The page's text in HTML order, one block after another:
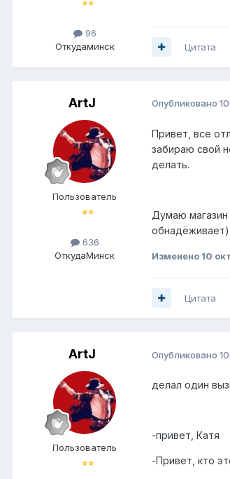
96
Откудаминск Цитата
ArtJ
Пользователь
636
ОткудаМинск
Опубликовано
Привет, все
забираю свой
делать.
Думаю магазин
Изменено 10
Цитата
ArtJ
Пользователь
Опубликовано
делал один
-привет, Катя
-Привет, кто